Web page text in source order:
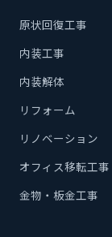
原状回復工事
内装工事
内装解体
リフォーム
リノベーション
オフィス移転工事
金物・板金工事